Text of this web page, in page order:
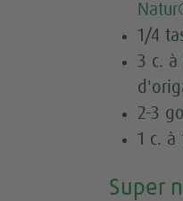
1/4
3 c.
2-3
1 c. à
Super